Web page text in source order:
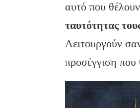
αυτό που
ταυτότητας
Λειτουργούν
προσέγγιση που